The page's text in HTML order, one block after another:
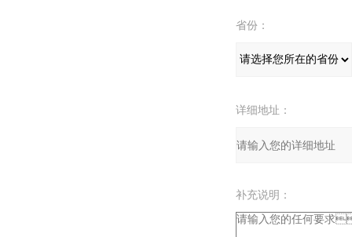
省份：
详细地址：
补充说明：